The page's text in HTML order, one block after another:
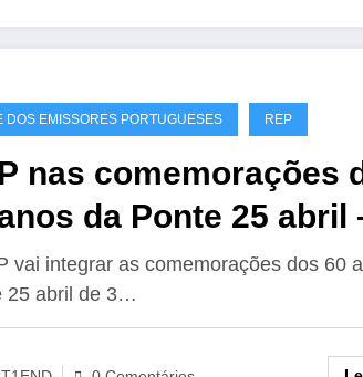
DOS EMISSORES PORTUGUESES REP
nas comemorações
da Ponte 25 abril
vai integrar as comemorações dos 60
25 abril de 3…